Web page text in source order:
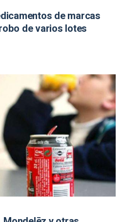
de marcas
de varios lotes